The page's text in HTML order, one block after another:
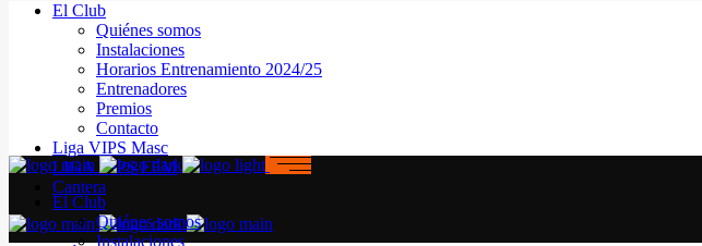
El Club
Quiénes somos
Instalaciones
Horarios Entrenamiento 2024/25
Entrenadores
Premios
Contacto
Liga VIPS Masc
LIGA VIPS FEM
Cantera
El Club
Quiénes somos
Instalaciones